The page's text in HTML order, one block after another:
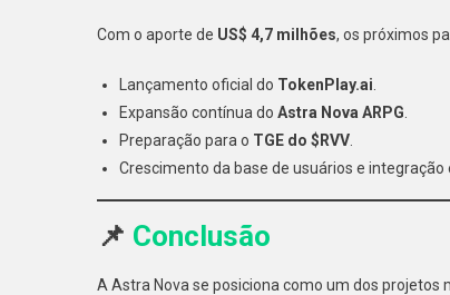
Com o aporte de US$ 4,7 milhões, os próximos
Lançamento oficial do TokenPlay.ai
Expansão contínua do Astra Nova ARPG
Preparação para o TGE do $RVV
Crescimento da base de usuários e
📌 Conclusão
A Astra Nova se posiciona como um dos